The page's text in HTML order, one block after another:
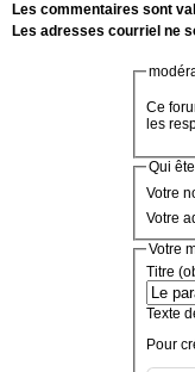
Les commentaires sont
Les adresses courriel ne
Ce
les
Qui
Votre
Votre
Votre
Titre
Texte
Pour